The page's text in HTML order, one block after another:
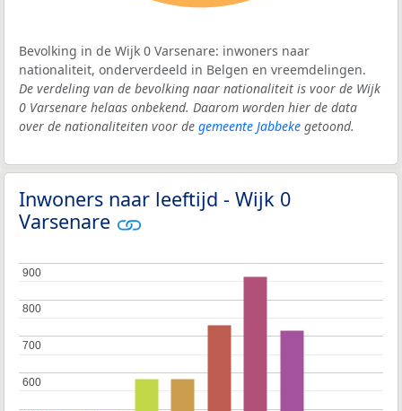
Bevolking in de Wijk 0 Varsenare: inwoners naar
nationaliteit, onderverdeeld in Belgen en vreemdelingen.
De verdeling van de bevolking naar nationaliteit is voor de Wijk
0 Varsenare helaas onbekend. Daarom worden hier de data
over de nationaliteiten voor de gemeente Jabbeke getoond.
Inwoners naar leeftijd - Wijk 0
Varsenare
600
600
700
700
800
800
900
900